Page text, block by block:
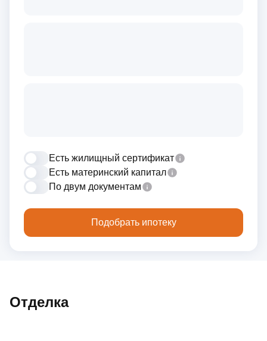
Есть жилищный сертификат
Есть материнский капитал
По двум документам
Подобрать ипотеку
Отделка